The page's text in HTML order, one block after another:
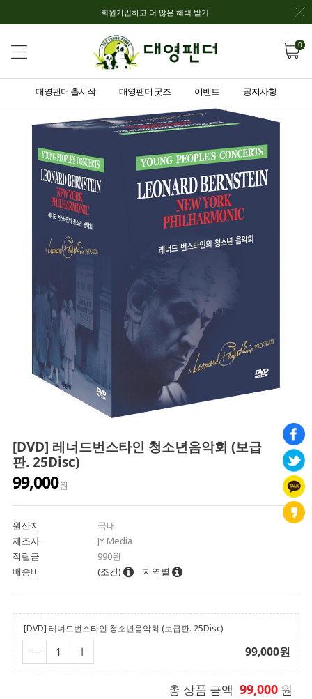
회원가입하고 더 많은 혜택 받기!
0
대영팬더 출시작 대영팬더 굿즈 이벤트 공지사항
[DVD] 레너드번스타인 청소년음악회 (보급
판. 25Disc)
99,000원
원산지
국내
제조사
JY Media
적립금
990원
배송비
(조건) 지역별
[DVD] 레너드번스타인 청소년음악회 (보급판. 25Disc)
99,000원
총 상품 금액 99,000 원